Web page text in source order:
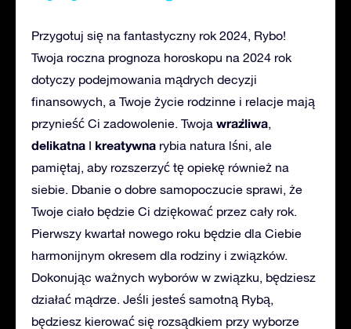
Przygotuj się na fantastyczny rok 2024, Rybo!
Twoja roczna prognoza horoskopu na 2024 rok
dotyczy podejmowania mądrych decyzji
finansowych, a Twoje życie rodzinne i relacje mają
przynieść Ci zadowolenie. Twoja wrażliwa,
delikatna I kreatywna rybia natura lśni, ale
pamiętaj, aby rozszerzyć tę opiekę również na
siebie. Dbanie o dobre samopoczucie sprawi, że
Twoje ciało będzie Ci dziękować przez cały rok.
Pierwszy kwartał nowego roku będzie dla Ciebie
harmonijnym okresem dla rodziny i związków.
Dokonując ważnych wyborów w związku, będziesz
działać mądrze. Jeśli jesteś samotną Rybą,
będziesz kierować się rozsądkiem przy wyborze